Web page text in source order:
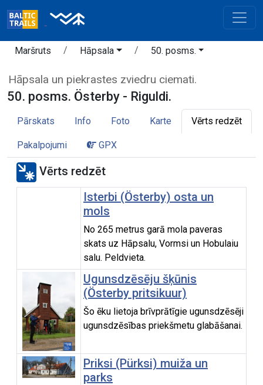
Maršruts Hāpsala 50. posms.
Hāpsala un piekrastes zviedru ciemati.
50. posms. Österby - Riguldi.
Pārskats Info Foto Karte Vērts redzēt
Pakalpojumi GPX
Vērts redzēt
Isterbi (Österby) osta un
mols
No 265 metrus garā mola paveras
skats uz Hāpsalu, Vormsi un Hobulaiu
salu. Peldvieta.
Ugunsdzēsēju šķūnis
(Österby pritsikuur)
Šo ēku lietoja brīvprātīgie ugunsdzēsēji
ugunsdzēsības priekšmetu glabāšanai.
Priksi (Pürksi) muiža un
parks